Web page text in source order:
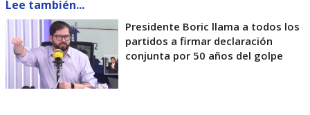
Lee también...
Presidente Boric llama a todos los
partidos a firmar declaración
conjunta por 50 años del golpe